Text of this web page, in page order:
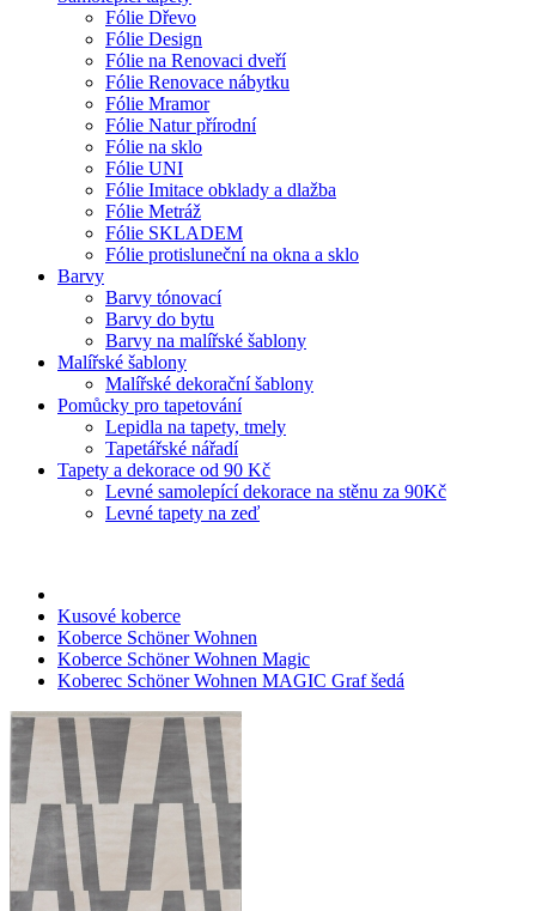
Fólie Dřevo
Fólie Design
Fólie na Renovaci dveří
Fólie Renovace nábytku
Fólie Mramor
Fólie Natur přírodní
Fólie na sklo
Fólie UNI
Fólie Imitace obklady a dlažba
Fólie Metráž
Fólie SKLADEM
Fólie protisluneční na okna a sklo
Barvy
Barvy tónovací
Barvy do bytu
Barvy na malířské šablony
Malířské šablony
Malířské dekorační šablony
Pomůcky pro tapetování
Lepidla na tapety, tmely
Tapetářské nářadí
Tapety a dekorace od 90 Kč
Levné samolepící dekorace na stěnu za 90Kč
Levné tapety na zeď
Kusové koberce
Koberce Schöner Wohnen
Koberce Schöner Wohnen Magic
Koberec Schöner Wohnen MAGIC Graf šedá